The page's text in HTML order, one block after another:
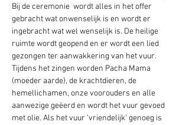
Bij de ceremonie  wordt alles in het offer
gebracht wat onwenselijk is en wordt er
ingebracht wat wel wenselijk is. De heilige
ruimte wordt geopend en er wordt een lied
gezongen ter aanwakkering van het vuur.
Tijdens het zingen worden Pacha Mama
(moeder aarde), de krachtdieren, de
hemellichamen, onze voorouders en alle
aanwezige geëerd en wordt het vuur gevoed
met olie. Als het vuur ‘vriendelijk’ genoeg is